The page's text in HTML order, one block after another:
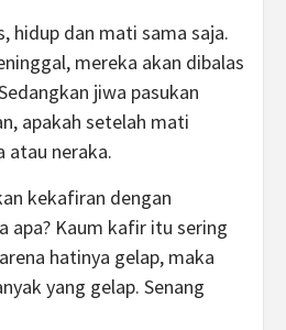
hidup dan mati sama saja.
mereka akan dibalas
jiwa pasukan
apakah setelah mati
atau neraka.
kekafiran dengan
apa? Kaum kafir itu sering
hatinya gelap, maka
yang gelap. Senang